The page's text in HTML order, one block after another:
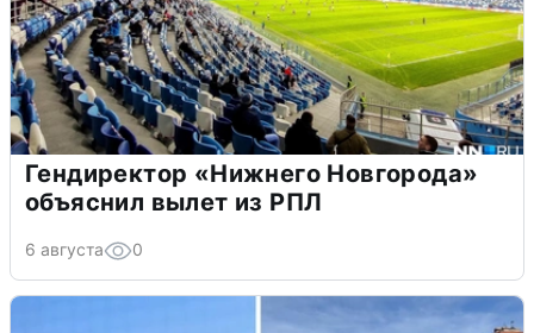
Гендиректор «Нижнего Новгорода»
объяснил вылет из РПЛ
6 августа 0